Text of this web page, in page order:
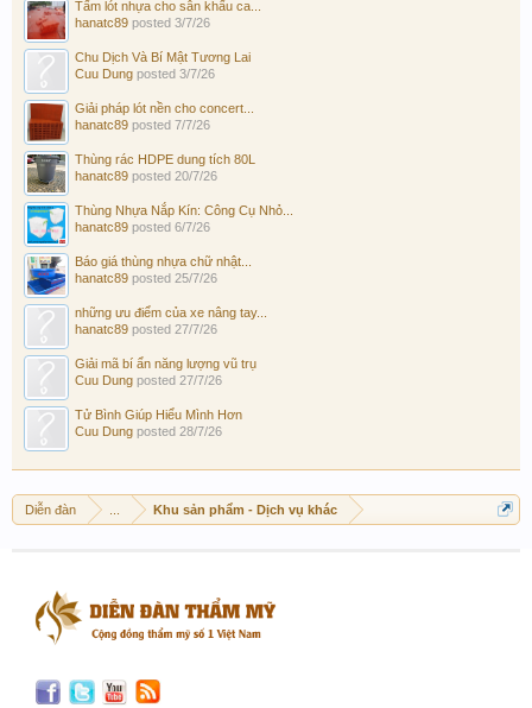
Tấm lót nhựa cho sân khấu ca...
hanatc89 posted 3/7/26
Chu Dịch Và Bí Mật Tương Lai
Cuu Dung posted 3/7/26
Giải pháp lót nền cho concert...
hanatc89 posted 7/7/26
Thùng rác HDPE dung tích 80L
hanatc89 posted 20/7/26
Thùng Nhựa Nắp Kín: Công Cụ Nhỏ...
hanatc89 posted 6/7/26
Báo giá thùng nhựa chữ nhật...
hanatc89 posted 25/7/26
những ưu điểm của xe nâng tay...
hanatc89 posted 27/7/26
Giải mã bí ẩn năng lượng vũ trụ
Cuu Dung posted 27/7/26
Tử Bình Giúp Hiểu Mình Hơn
Cuu Dung posted 28/7/26
Diễn đàn Khu sản phẩm - Dịch vụ khác